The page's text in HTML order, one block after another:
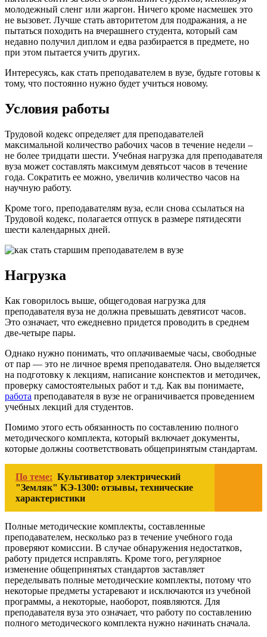
молодежный сленг или жаргон. Ничего кроме насмешек это
не вызовет. Лучше стать авторитетом для подражания, а не
пытаться походить на вчерашнего студента, который сам
недавно получил диплом и едва разбирается в предмете, но
при этом пытается учить других.
Интересуясь, как стать преподавателем в вузе, будьте готовы к
тому, что постоянно нужно будет учиться новому.
Условия работы
Трудовой кодекс определяет для преподавателей
максимальной количество рабочих часов в течение недели –
не более тридцати шести. Учебная нагрузка для преподавателя
вуза может составлять максимум девятьсот часов в течение
года. Сократить ее можно, увеличив количество часов на
научную работу.
Кроме того, преподавателям вуза, если снова ссылаться на
Трудовой кодекс, полагается отпуск в размере пятидесяти
шести календарных дней.
Нагрузка
Как говорилось выше, общегодовая нагрузка для
преподавателя вуза не должна превышать девятисот часов.
Это означает, что ежедневно придется проводить в среднем
две-четыре пары.
Однако нужно понимать, что оплачиваемые часы, свободные
от пар — это не личное время преподавателя. Оно выделяется
на подготовку к лекциям, написание конспектов и методичек,
проверку самостоятельных работ и т.д. Как вы понимаете,
работа преподавателя в вузе не ограничивается проведением
учебных лекций для студентов.
Помимо этого есть обязанность по составлению полного
методического комплекта, который включает документы,
которые должны соответствовать общепринятым стандартам.
По теме: Культиватор электрический
"Земляк" КЭ-1300: отзывы, технические
характеристики
Полные методические комплекты, составленные
преподавателем, несколько раз в течение учебного года
проверяют комиссии. В случае обнаружения недостатков,
работу придется исправлять. Кроме того, регулярное
изменение общепринятых стандартов заставляет
переделывать полные методические комплекты, потому что
некоторые предметы устаревают и исключаются из учебной
программы, а некоторые, наоборот, появляются. Для
преподавателя вуза это означает, что работу по составлению
полного методического комплекта нужно начинать сначала.